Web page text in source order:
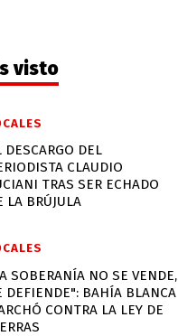
visto
DESCARGO DEL
CLAUDIO
TRAS SER ECHADO
LA BRÚJULA
SOBERANÍA NO SE VENDE,
DEFIENDE": BAHÍA BLANCA
CONTRA LA LEY DE